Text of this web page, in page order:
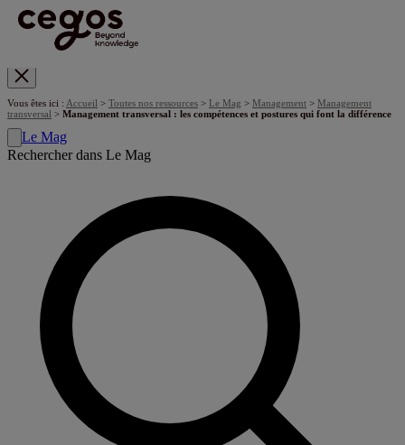
Vous êtes ici : Accueil > Toutes nos ressources > Le Mag > Management > Management
transversal > Management transversal : les compétences et postures qui font la différence
Le Mag
Rechercher dans Le Mag